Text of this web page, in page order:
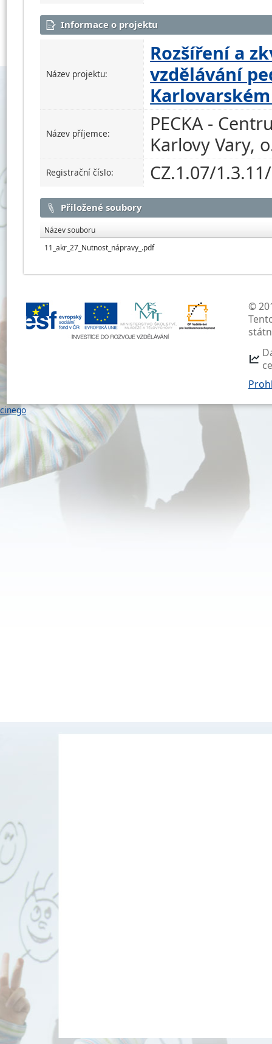
Informace o projektu
Název projektu:
Rozšíření a
vzdělávání
Název příjemce:
PECKA -
Karlovy Vary,
Registrační číslo: CZ.1.07/
Přiložené soubory
Název souboru
11_akr_27_Nutnost_nápravy_.pdf
©
cinego